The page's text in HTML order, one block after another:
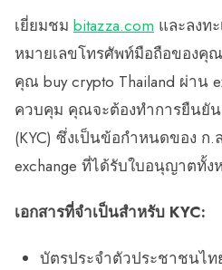
เยี่ยมชม bitazza.com และลงท
หมายเลขโทรศัพท์มือถือของคุ
คุณ buy crypto Thailand ผ่าน
ควบคุม คุณจะต้องทำการยืนยัน
(KYC) ซึ่งเป็นข้อกำหนดของ ก
exchange ที่ได้รับใบอนุญาตทั้ง
เอกสารที่จำเป็นสำหรับ KYC:
บัตรประจำตัวประชาชนไท